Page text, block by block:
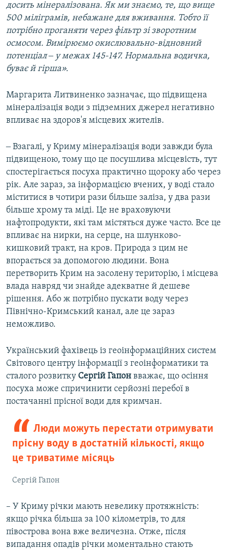
досить мінералізована. Як ми знаємо, те, що вище
500 міліграмів, небажане для вживання. Тобто її
потрібно проганяти через фільтр зі зворотним
осмосом. Вимірюємо окислювально-відновний
потенціал ‒ у межах 145-147. Нормальна водичка,
буває й гірша».
Маргарита Литвиненко зазначає, що підвищена
мінералізація води з підземних джерел негативно
впливає на здоров'я місцевих жителів.
‒ Взагалі, у Криму мінералізація води завжди була
підвищеною, тому що це посушлива місцевість, тут
спостерігається посуха практично щороку або через
рік. Але зараз, за інформацією вчених, у воді стало
міститися в чотири рази більше заліза, у два рази
більше хрому та міді. Це не враховуючи
нафтопродукти, які там містяться дуже часто. Все це
впливає на нирки, на серце, на шлунково-
кишковий тракт, на кров. Природа з цим не
впорається за допомогою людини. Вона
перетворить Крим на засолену територію, і місцева
влада навряд чи знайде адекватне й дешеве
рішення. Або ж потрібно пускати воду через
Північно-Кримський канал, але це зараз
неможливо.
Український фахівець із геоінформаційних систем
Світового центру інформації з геоінформатики та
сталого розвитку Сергій Гапон вважає, що осіння
посуха може спричинити серйозні перебої в
постачанні прісної води для кримчан.
Люди можуть перестати отримувати
прісну воду в достатній кількості, якщо
це триватиме місяць
Сергій Гапон
– У Криму річки мають невелику протяжність:
якщо річка більша за 100 кілометрів, то для
півострова вона вже величезна. Отже, після
випадання опадів річки моментально стають